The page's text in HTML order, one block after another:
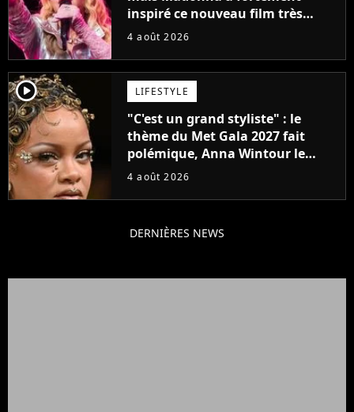
inspiré ce nouveau film très
attendu
4 août 2026
player2 LIFESTYLE
"C'est un grand styliste" : le
thème du Met Gala 2027 fait
polémique, Anna Wintour le
défend
4 août 2026
DERNIÈRES NEWS